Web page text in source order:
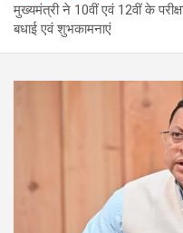
मुख्यमंत्री ने 10वीं एवं 12वीं के परीक्षा
बधाई एवं शुभकामनाएं